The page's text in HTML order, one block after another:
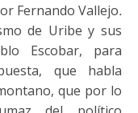
Fernando Vallejo.
de Uribe y sus
Escobar, para
que habla
que por lo